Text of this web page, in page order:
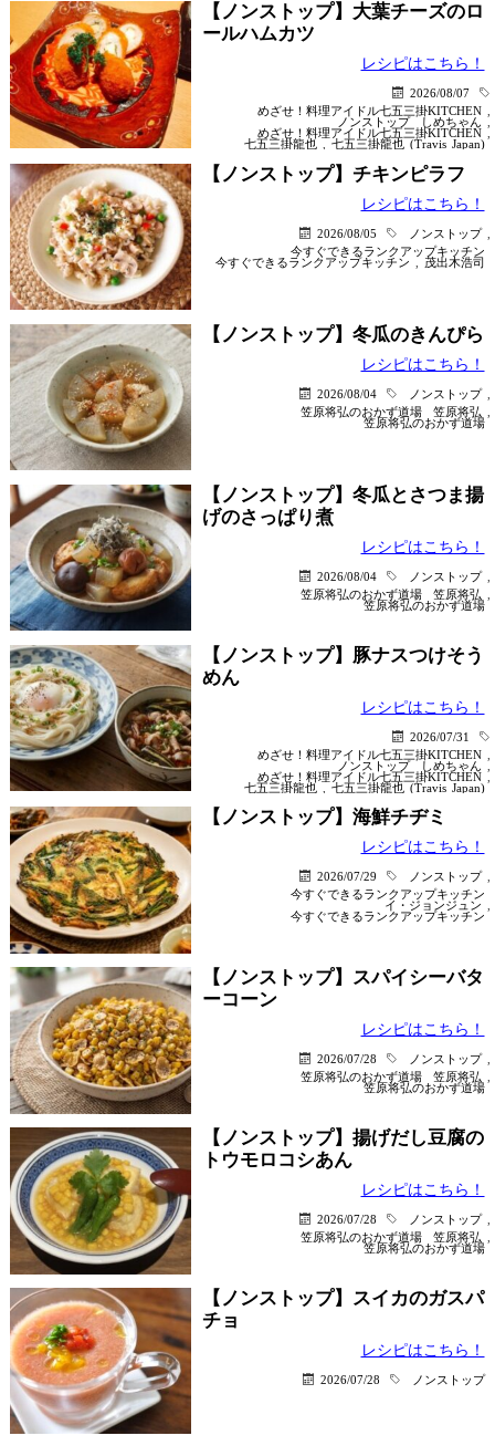
【ノンストップ】大葉チーズのロ
ールハムカツ
レシピはこちら！
2026/08/07
めざせ！料理アイドル七五三掛KITCHEN
ノンストップ
しめちゃん ,
めざせ！料理アイドル七五三掛KITCHEN ,
七五三掛龍也
七五三掛龍也 (Travis Japan)
【ノンストップ】チキンピラフ
レシピはこちら！
2026/08/05 ノンストップ
今すぐできるランクアップキッチン
今すぐできるランクアップキッチン
茂出木浩司
【ノンストップ】冬瓜のきんぴら
レシピはこちら！
2026/08/04 ノンストップ
笠原将弘のおかず道場
笠原将弘
笠原将弘のおかず道場
【ノンストップ】冬瓜とさつま揚
げのさっぱり煮
レシピはこちら！
2026/08/04 ノンストップ
笠原将弘のおかず道場
笠原将弘
笠原将弘のおかず道場
【ノンストップ】豚ナスつけそう
めん
レシピはこちら！
2026/07/31
めざせ！料理アイドル七五三掛KITCHEN
ノンストップ
しめちゃん
,
めざせ！料理アイドル七五三掛KITCHEN ,
七五三掛龍也
七五三掛龍也 (Travis Japan)
【ノンストップ】海鮮チヂミ
レシピはこちら！
2026/07/29 ノンストップ
今すぐできるランクアップキッチン
イ・ジョンジュン
今すぐできるランクアップキッチン
【ノンストップ】スパイシーバタ
ーコーン
レシピはこちら！
2026/07/28 ノンストップ
笠原将弘のおかず道場
笠原将弘
笠原将弘のおかず道場
【ノンストップ】揚げだし豆腐の
トウモロコシあん
レシピはこちら！
2026/07/28 ノンストップ
笠原将弘のおかず道場
笠原将弘
笠原将弘のおかず道場
【ノンストップ】スイカのガスパ
チョ
レシピはこちら！
2026/07/28 ノンストップ